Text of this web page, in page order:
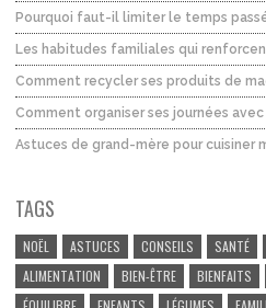
Pourquoi faut-il limiter le temps passé
Les habitudes familiales qui
Comment recycler ses produits de
Comment organiser ses journées
Astuces de grand-mère pour cuisiner
TAGS
NOËL ASTUCES CONSEILS SANTÉ
ALIMENTATION
BIEN-ÊTRE BIENFAITS